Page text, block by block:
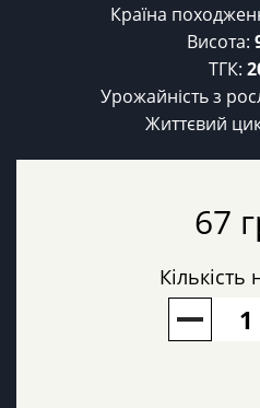
Країна
Висота:
ТГК:
Урожайність з
Життєвий
67
Кількість